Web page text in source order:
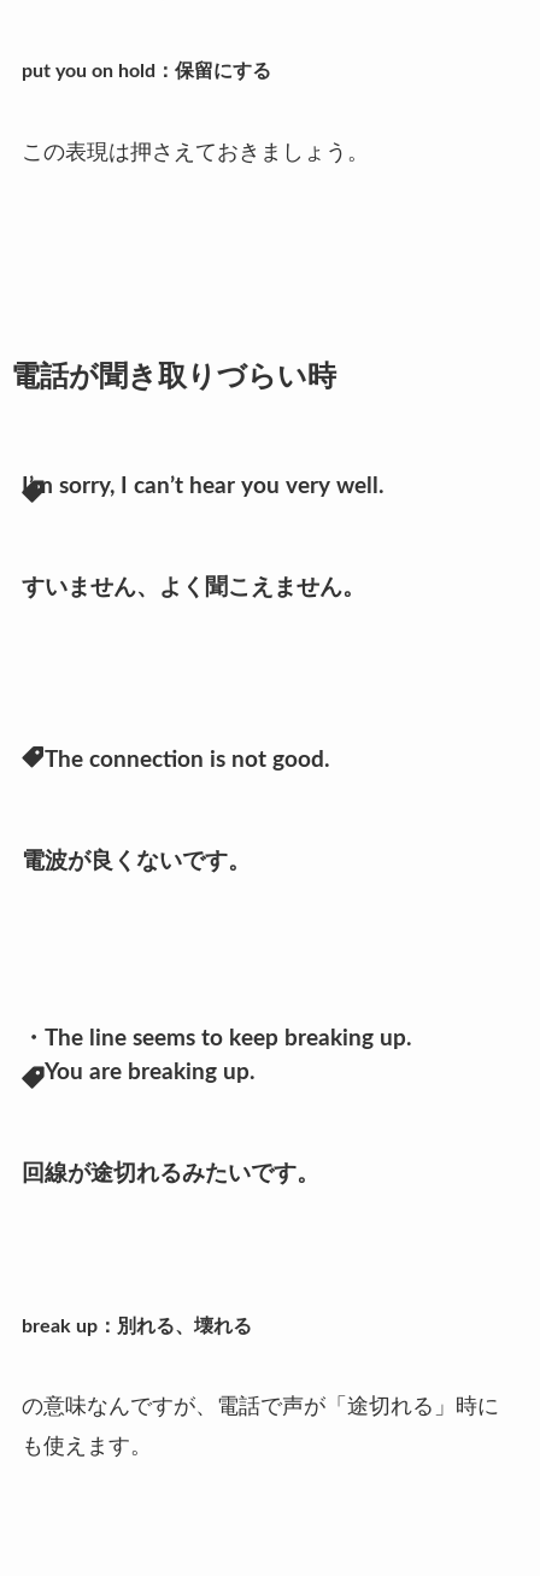
put you on hold：保留にする
この表現は押さえておきましょう。
電話が聞き取りづらい時
I’m sorry, I can’t hear you very well.
すいません、よく聞こえません。
The connection is not good.
電波が良くないです。
・The line seems to keep breaking up.
・You are breaking up.
回線が途切れるみたいです。
break up：別れる、壊れる
の意味なんですが、電話で声が「途切れる」時に
も使えます。